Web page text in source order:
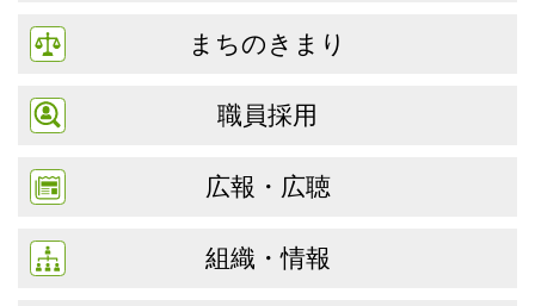
まちのきまり
職員採用
広報・広聴
組織・情報